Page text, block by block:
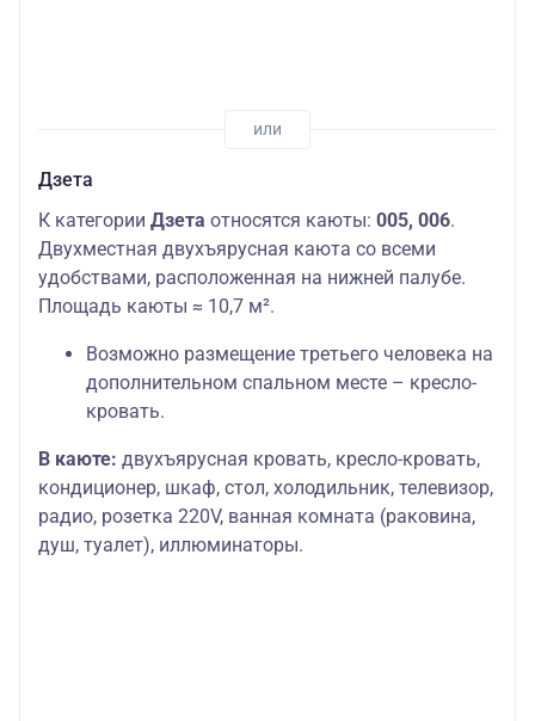
Дзета
К категории Дзета относятся каюты: 005, 006.
Двухместная двухъярусная каюта со всеми
удобствами, расположенная на нижней палубе.
Площадь каюты ≈ 10,7 м².
Возможно размещение третьего человека на
дополнительном спальном месте – кресло-
кровать.
В каюте: двухъярусная кровать, кресло-кровать,
кондиционер, шкаф, стол, холодильник, телевизор,
радио, розетка 220V, ванная комната (раковина,
душ, туалет), иллюминаторы.